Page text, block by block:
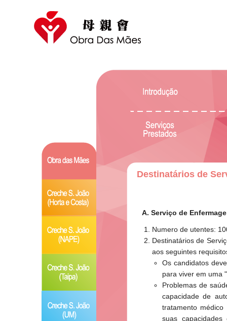
Destinatários de
A. Serviço de
Numero de utentes:
Destinatários de
aos seguintes
Os candidatos
para viver em uma
Problemas de
capacidade de
tratamento
suas